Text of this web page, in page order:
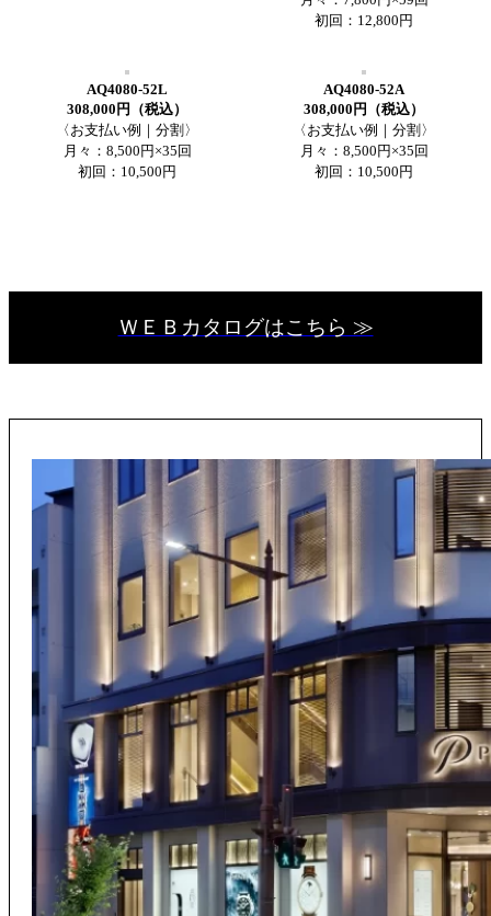
初回：12,800円
AQ4080-52L
308,000円（税込）
〈お支払い例｜分割〉
月々：8,500円×35回
初回：10,500円
AQ4080-52A
308,000円（税込）
〈お支払い例｜分割〉
月々：8,500円×35回
初回：10,500円
ＷＥＢカタログはこちら ≫